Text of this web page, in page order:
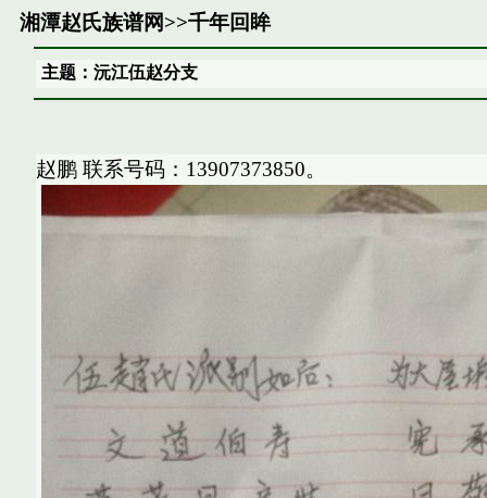
湘潭赵氏族谱网>>千年回眸
主题：沅江伍赵分支
赵鹏 联系号码：13907373850。